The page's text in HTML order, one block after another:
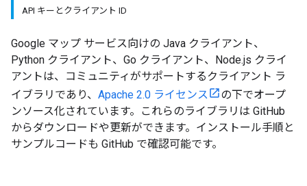
API キーとクライアント ID
Google マップ サービス向けの Java クライアント、
Python クライアント、Go クライアント、Node.js クライ
アントは、コミュニティがサポートするクライアント ラ
イブラリであり、 Apache 2.0 ライセンス
の下でオープ
ンソース化されています。これらのライブラリは GitHub
からダウンロードや更新ができます。インストール手順と
サンプルコードも GitHub で確認可能です。